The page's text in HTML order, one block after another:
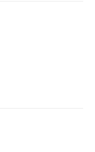
типичных
сделать первый